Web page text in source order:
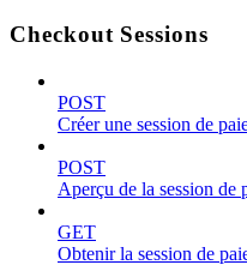
Checkout Sessions
POST
Créer une session de
POST
Aperçu de la session de
GET
Obtenir la session de